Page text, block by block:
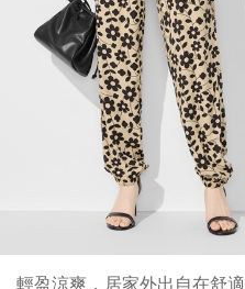
輕盈涼爽，居家外出自在舒適